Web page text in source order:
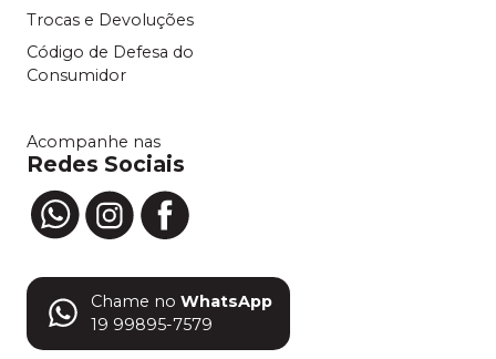
Trocas e Devoluções
Código de Defesa do
Consumidor
Acompanhe nas
Redes Sociais
Chame no WhatsApp
19 99895-7579